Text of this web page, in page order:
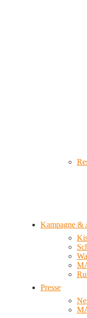
Kampagne &
Presse